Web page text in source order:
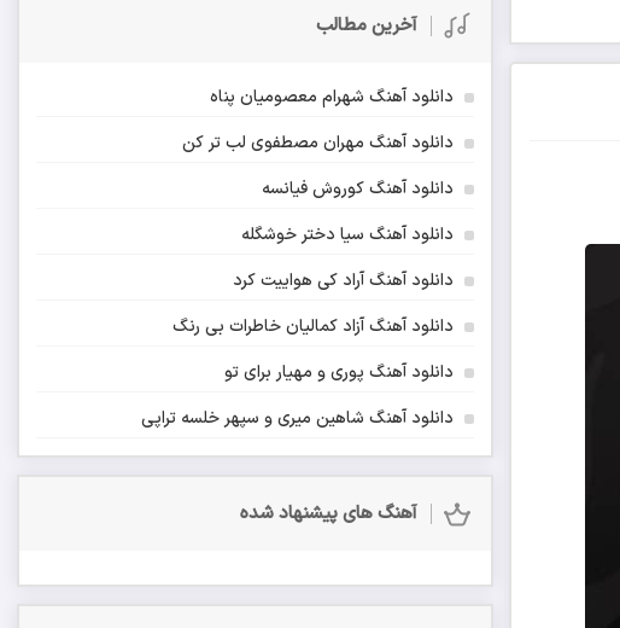
آخرین مطالب
دانلود آهنگ شهرام معصومیان پناه
دانلود آهنگ مهران مصطفوی لب تر کن
دانلود آهنگ کوروش فیانسه
دانلود آهنگ سیا دختر خوشگله
دانلود آهنگ آراد کی هواییت کرد
دانلود آهنگ آزاد کمالیان خاطرات بی رنگ
دانلود آهنگ پوری و مهیار برای تو
دانلود آهنگ شاهین میری و سپهر خلسه تراپی
آهنگ های پیشنهاد شده